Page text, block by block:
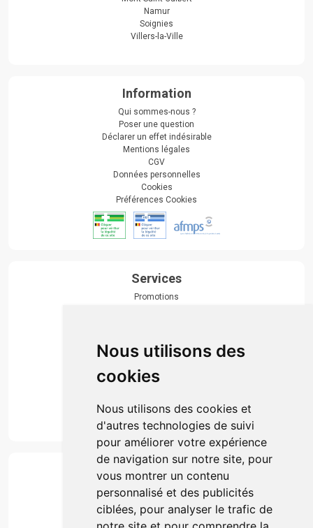
Nous utilisons des
cookies
Nous utilisons des cookies et
d'autres technologies de suivi
pour améliorer votre expérience
de navigation sur notre site, pour
vous montrer un contenu
personnalisé et des publicités
ciblées, pour analyser le trafic de
Namur
Soignies
Villers-la-Ville
Information
Qui sommes-nous ?
Poser une question
Déclarer un effet indésirable
Mentions légales
CGV
Données personnelles
Cookies
Préférences Cookies
Services
Promotions
Actualités & conseils
Événements
Marques
Suivez-nous
Paiement
Simple, rapide et 100% sécurisé